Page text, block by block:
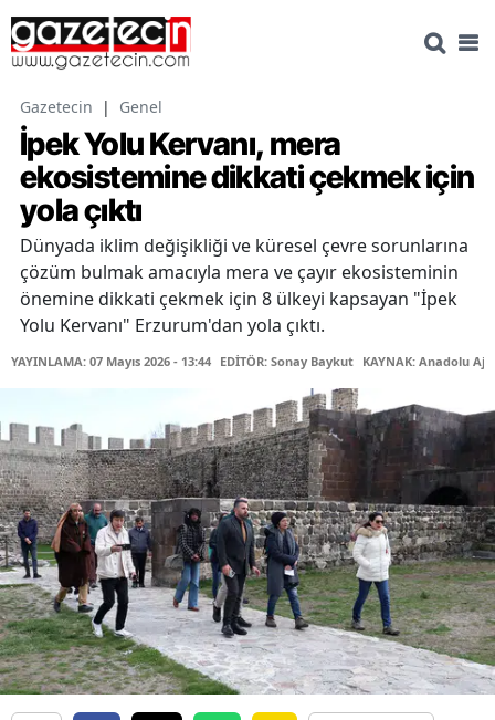
Gazetecin | Genel
İpek Yolu Kervanı, mera
ekosistemine dikkati çekmek için
yola çıktı
Dünyada iklim değişikliği ve küresel çevre sorunlarına
çözüm bulmak amacıyla mera ve çayır ekosisteminin
önemine dikkati çekmek için 8 ülkeyi kapsayan "İpek
Yolu Kervanı" Erzurum'dan yola çıktı.
YAYINLAMA: 07 Mayıs 2026 - 13:44 EDİTÖR: Sonay Baykut KAYNAK: Anadolu